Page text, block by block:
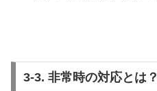
3-3. 非常時の対応とは？